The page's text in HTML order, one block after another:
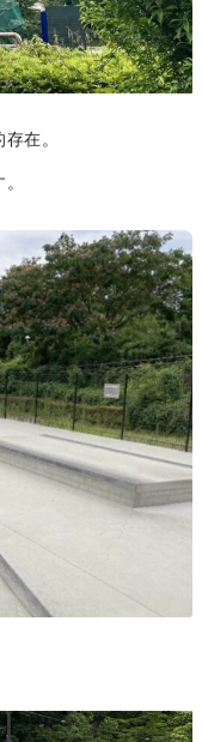
在。